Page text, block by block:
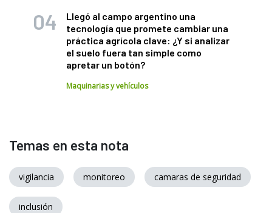
Llegó al campo argentino una
tecnología que promete cambiar una
práctica agrícola clave: ¿Y si analizar
el suelo fuera tan simple como
apretar un botón?
Maquinarias y vehículos
Temas en esta nota
vigilancia monitoreo camaras de seguridad
inclusión